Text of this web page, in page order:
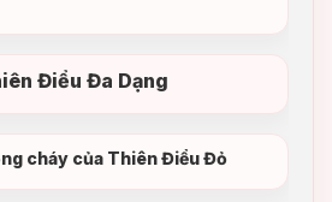
Điểu Đa Dạng
cháy của Thiên Điểu Đỏ